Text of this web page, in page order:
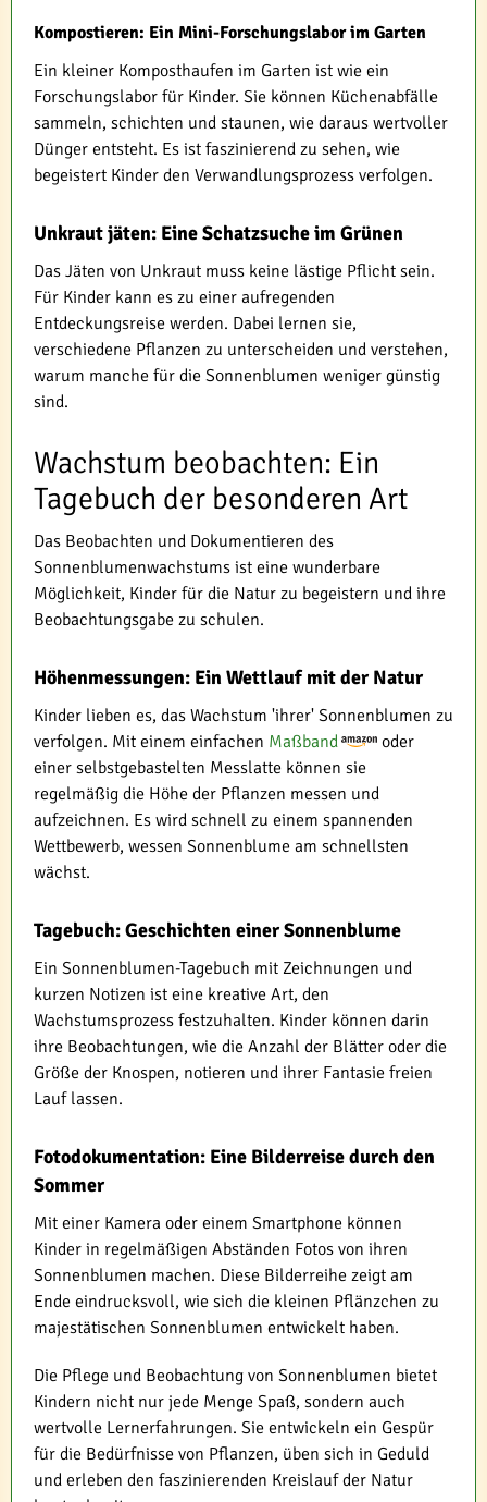
Kompostieren: Ein Mini-Forschungslabor im Garten
Ein kleiner Komposthaufen im Garten ist wie ein
Forschungslabor für Kinder. Sie können Küchenabfälle
sammeln, schichten und staunen, wie daraus wertvoller
Dünger entsteht. Es ist faszinierend zu sehen, wie
begeistert Kinder den Verwandlungsprozess verfolgen.
Unkraut jäten: Eine Schatzsuche im Grünen
Das Jäten von Unkraut muss keine lästige Pflicht sein.
Für Kinder kann es zu einer aufregenden
Entdeckungsreise werden. Dabei lernen sie,
verschiedene Pflanzen zu unterscheiden und verstehen,
warum manche für die Sonnenblumen weniger günstig
sind.
Wachstum beobachten: Ein
Tagebuch der besonderen Art
Das Beobachten und Dokumentieren des
Sonnenblumenwachstums ist eine wunderbare
Möglichkeit, Kinder für die Natur zu begeistern und ihre
Beobachtungsgabe zu schulen.
Höhenmessungen: Ein Wettlauf mit der Natur
Kinder lieben es, das Wachstum 'ihrer' Sonnenblumen zu
verfolgen. Mit einem einfachen Maßband
oder
einer selbstgebastelten Messlatte können sie
regelmäßig die Höhe der Pflanzen messen und
aufzeichnen. Es wird schnell zu einem spannenden
Wettbewerb, wessen Sonnenblume am schnellsten
wächst.
Tagebuch: Geschichten einer Sonnenblume
Ein Sonnenblumen-Tagebuch mit Zeichnungen und
kurzen Notizen ist eine kreative Art, den
Wachstumsprozess festzuhalten. Kinder können darin
ihre Beobachtungen, wie die Anzahl der Blätter oder die
Größe der Knospen, notieren und ihrer Fantasie freien
Lauf lassen.
Fotodokumentation: Eine Bilderreise durch den
Sommer
Mit einer Kamera oder einem Smartphone können
Kinder in regelmäßigen Abständen Fotos von ihren
Sonnenblumen machen. Diese Bilderreihe zeigt am
Ende eindrucksvoll, wie sich die kleinen Pflänzchen zu
majestätischen Sonnenblumen entwickelt haben.
Die Pflege und Beobachtung von Sonnenblumen bietet
Kindern nicht nur jede Menge Spaß, sondern auch
wertvolle Lernerfahrungen. Sie entwickeln ein Gespür
für die Bedürfnisse von Pflanzen, üben sich in Geduld
und erleben den faszinierenden Kreislauf der Natur